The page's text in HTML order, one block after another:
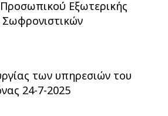
Εξωτερικής
των υπηρεσιών του
24-7-2025